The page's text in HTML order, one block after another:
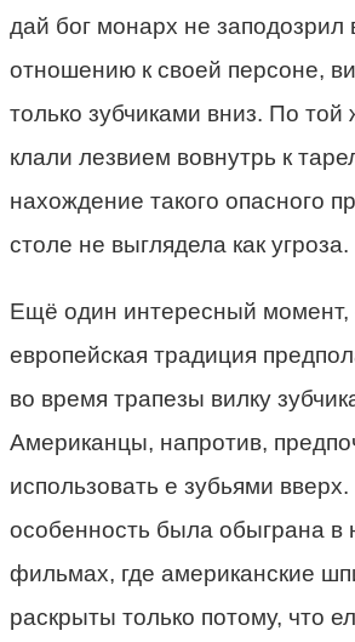
дай бог монарх не заподозрил
отношению к своей персоне,
только зубчиками вниз. По
клали лезвием вовнутрь к
нахождение такого опасного
столе не выглядела как угроза.
Ещё один интересный момент,
европейская традиция
во время трапезы вилку
Американцы, напротив,
использовать е зубьями
особенность была обыграна в
фильмах, где американские
раскрыты только потому, что